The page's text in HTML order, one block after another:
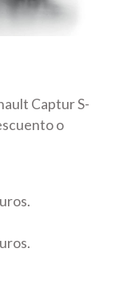
Captur S-
o